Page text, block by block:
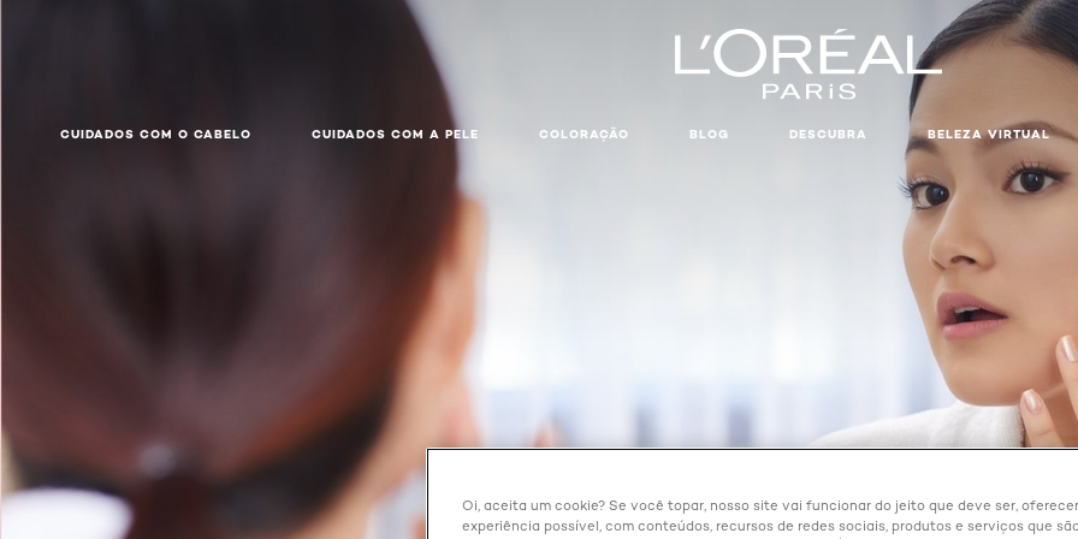
CUIDADOS COM O CABELO CUIDADOS COM A PELE COLORAÇÃO BLOG DESCUBRA BELEZA VIRTUAL
Oi, aceita um cookie? Se você topar, nosso site vai funcionar do jeito que deve ser,
experiência possível, com conteúdos, recursos de redes sociais, produtos e serviços que